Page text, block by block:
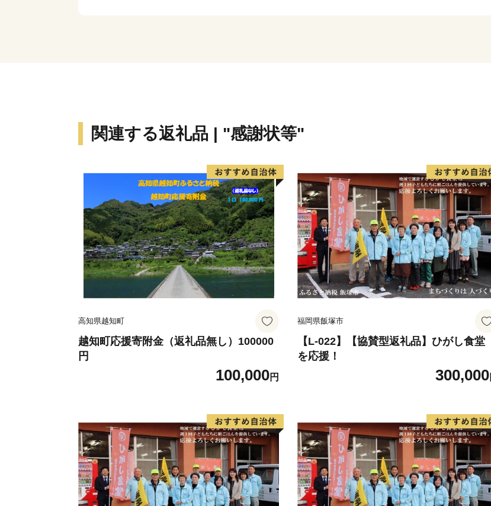
ちしています。
〈プライバシー
お客様からいただ
し、関係法令で定
したりすることは
なお、お客様から
いただいたふるさ
さと納税に関す
として、電子メー
いただくことがあ
御不明な点や、
関連する返礼品 | "感謝状等"
高知県越知町
越知町応援寄附金（返礼品無し）100000
円
100,000円
福岡県飯塚市
【L-022】【協賛型返礼品】ひがし食堂
を応援！
300,000